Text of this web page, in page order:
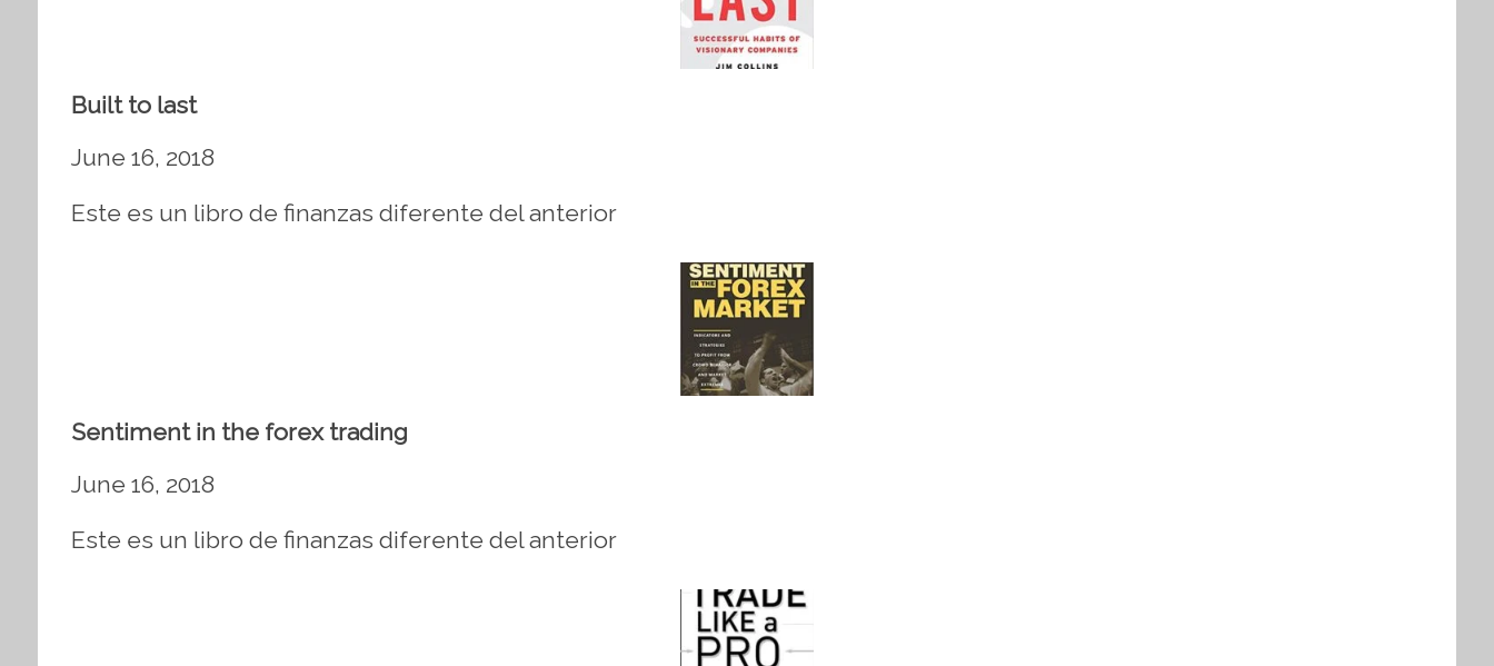
Built to last
June 16, 2018
Este es un libro de finanzas diferente del anterior
Sentiment in the forex trading
June 16, 2018
Este es un libro de finanzas diferente del anterior